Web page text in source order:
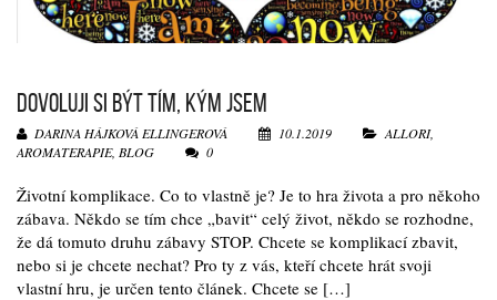
DOVOLUJI SI BÝT TÍM, KÝM JSEM
DARINA HÁJKOVÁ ELLINGEROVÁ 10.1.2019 ALLORI,
AROMATERAPIE, BLOG 0
Životní komplikace. Co to vlastně je? Je to hra života a pro někoho
zábava. Někdo se tím chce „bavit“ celý život, někdo se rozhodne,
že dá tomuto druhu zábavy STOP. Chcete se komplikací zbavit,
nebo si je chcete nechat? Pro ty z vás, kteří chcete hrát svoji
vlastní hru, je určen tento článek. Chcete se […]